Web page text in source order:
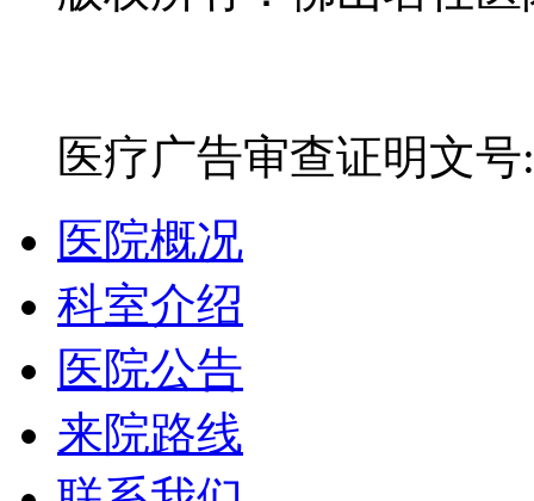
医疗广告审查证明文
医院概况
科室介绍
医院公告
来院路线